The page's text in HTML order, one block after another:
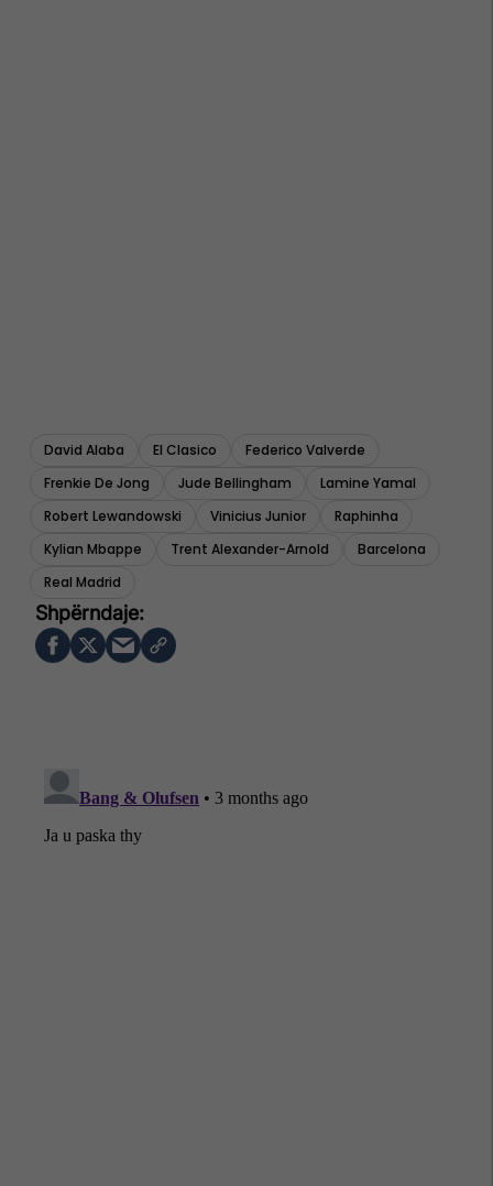
David Alaba El Clasico
Federico Valverde
Frenkie De Jong
Jude Bellingham
Lamine Yamal
Robert Lewandowski
Vinicius Junior
Raphinha
Kylian Mbappe
Trent Alexander-Arnold
Barcelona
Real Madrid